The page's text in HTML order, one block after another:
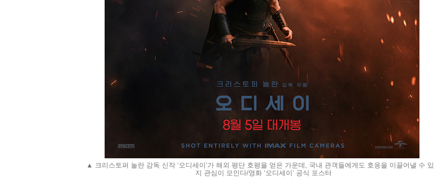
▲ 크리스토퍼 놀란 감독 신작 ‘오디세이’가 해외 평단 호평을 얻은 가운데, 국내 관객들에게도 호응을 이끌어낼 수
지 관심이 모인다/영화 ‘오디세이’ 공식 포스터